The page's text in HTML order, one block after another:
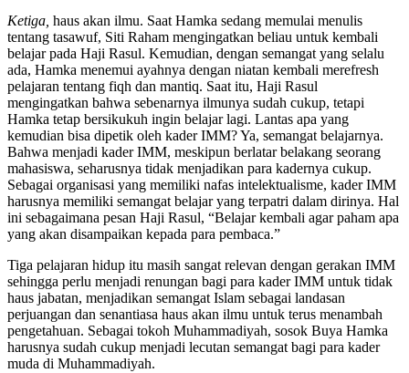
Ketiga, haus akan ilmu. Saat Hamka sedang memulai menulis
tentang tasawuf, Siti Raham mengingatkan beliau untuk kembali
belajar pada Haji Rasul. Kemudian, dengan semangat yang selalu
ada, Hamka menemui ayahnya dengan niatan kembali merefresh
pelajaran tentang fiqh dan mantiq. Saat itu, Haji Rasul
mengingatkan bahwa sebenarnya ilmunya sudah cukup, tetapi
Hamka tetap bersikukuh ingin belajar lagi. Lantas apa yang
kemudian bisa dipetik oleh kader IMM? Ya, semangat belajarnya.
Bahwa menjadi kader IMM, meskipun berlatar belakang seorang
mahasiswa, seharusnya tidak menjadikan para kadernya cukup.
Sebagai organisasi yang memiliki nafas intelektualisme, kader IMM
harusnya memiliki semangat belajar yang terpatri dalam dirinya. Hal
ini sebagaimana pesan Haji Rasul, “Belajar kembali agar paham apa
yang akan disampaikan kepada para pembaca.”
Tiga pelajaran hidup itu masih sangat relevan dengan gerakan IMM
sehingga perlu menjadi renungan bagi para kader IMM untuk tidak
haus jabatan, menjadikan semangat Islam sebagai landasan
perjuangan dan senantiasa haus akan ilmu untuk terus menambah
pengetahuan. Sebagai tokoh Muhammadiyah, sosok Buya Hamka
harusnya sudah cukup menjadi lecutan semangat bagi para kader
muda di Muhammadiyah.